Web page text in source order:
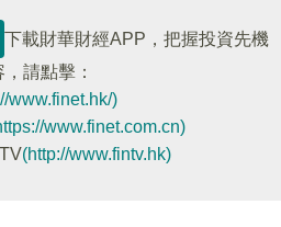
下載財華財經APP，把握投資先機
請點擊：
www.finet.hk/)
www.finet.com.cn)
(http://www.fintv.hk)